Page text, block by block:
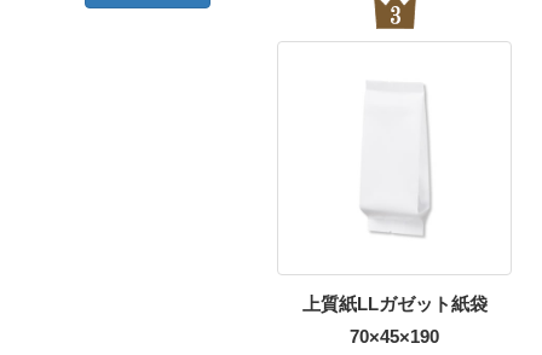
上質紙LLガゼット紙袋
70×45×190